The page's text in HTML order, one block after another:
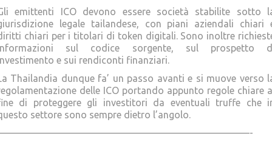
emittenti ICO devono essere società stabilite sotto
legale tailandese, con piani aziendali chiari
chiari per i titolari di token digitali. Sono inoltre
sul codice sorgente, sul prospetto
e sui rendiconti finanziari.
Thailandia dunque fa’ un passo avanti e si muove verso
delle ICO portando appunto regole chiare
di proteggere gli investitori da eventuali truffe che
settore sono sempre dietro l’angolo.